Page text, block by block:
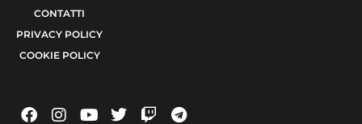
CONTATTI
PRIVACY POLICY
COOKIE POLICY